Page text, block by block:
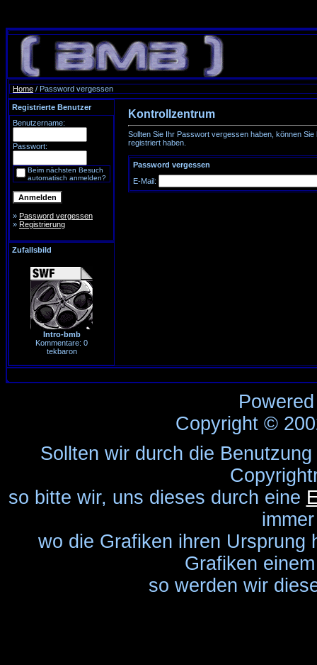
Home / Password vergessen
Registrierte Benutzer
Benutzername:
Passwort:
Beim nächsten Besuch
automatisch anmelden?
» Password vergessen
» Registrierung
Zufallsbild
Intro-bmb
Kommentare: 0
tekbaron
Kontrollzentrum
Sollten Sie Ihr Passwort vergessen haben, können
registriert haben.
Password vergessen
E-Mail:
Copyright ©
Sollten wir durch die
so bitte wir, uns dieses durch eine
wo die Grafiken ihren Ursprung
Grafiken
so werden wir